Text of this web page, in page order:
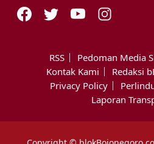
RSS Pedoman Media
Kontak Kami
Redaksi
Privacy Policy
Laporan